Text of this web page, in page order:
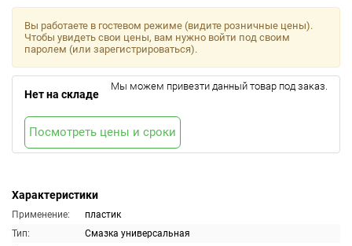
Характеристики
Применение:
пластик
Тип:
Смазка универсальная
Вы работаете в гостевом режиме (видите розничные цены).
Чтобы увидеть свои цены, вам нужно войти под своим
паролем (или зарегистрироваться).
Нет на складе
Мы можем привезти данный товар под заказ.
Посмотреть цены и сроки